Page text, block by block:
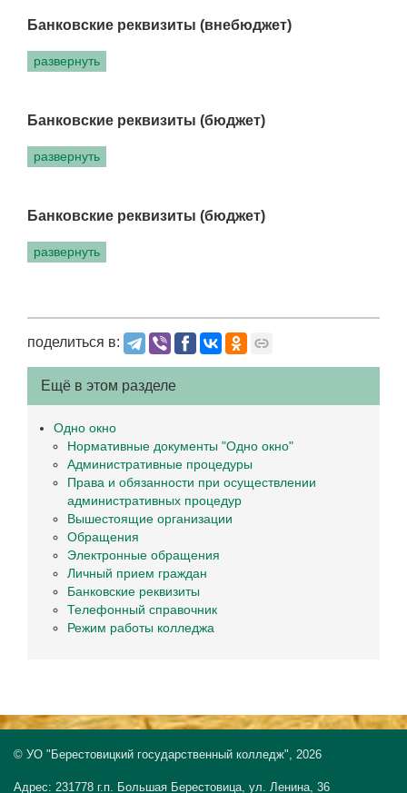
Банковские реквизиты (внебюджет)
развернуть
Банковские реквизиты (бюджет)
развернуть
Банковские реквизиты (бюджет)
развернуть
поделиться в:
Ещё в этом разделе
Одно окно
Нормативные документы "Одно окно"
Административные процедуры
Права и обязанности при осуществлении
административных процедур
Вышестоящие организации
Обращения
Электронные обращения
Личный прием граждан
Банковские реквизиты
Телефонный справочник
Режим работы колледжа
© УО "Берестовицкий государственный колледж", 2026
Адрес: 231778 г.п. Большая Берестовица, ул. Ленина, 36